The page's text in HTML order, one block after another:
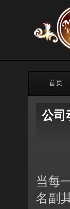
首页
公司
当每
名副